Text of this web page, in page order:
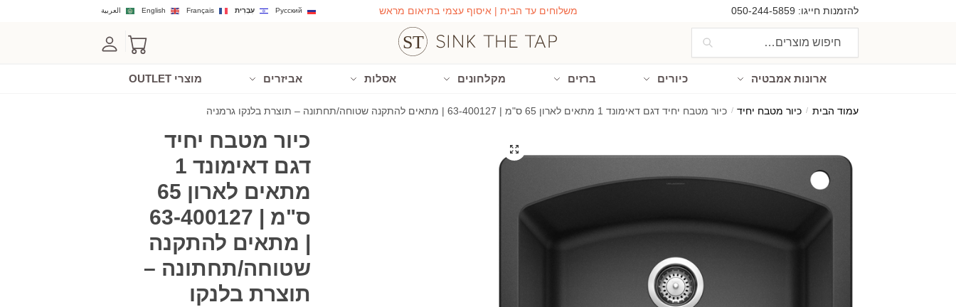
להזמנות חייגו: 050-244-5859 משלוחים עד הבית | איסוף עצמי בתיאום מראש العربية English Français עִבְרִית Русский
חיפוש
ארונות אמבטיה כיורים ברזים מקלחונים אסלות אביזרים מוצרי OUTLET
עמוד הבית / כיור מטבח יחיד / כיור מטבח יחיד דגם דאימונד 1 מתאים לארון 65 ס"מ | 63-400127 | מתאים להתקנה שטוחה/תחתונה – תוצרת בלנקו גרמניה
כיור מטבח יחיד
דגם דאימונד 1
מתאים לארון 65
ס"מ | 63-400127
| מתאים להתקנה
שטוחה/תחתונה –
תוצרת בלנקו